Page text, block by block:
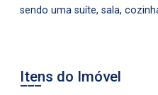
sendo uma suíte, sala,
Itens do Imóvel